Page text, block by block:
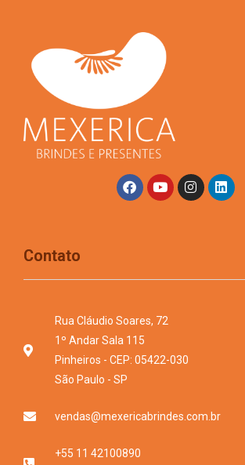
Contato
Rua Cláudio Soares, 72
1º Andar Sala 115
Pinheiros - CEP: 05422-030
São Paulo - SP
vendas@mexericabrindes.com.br
+55 11 42100890